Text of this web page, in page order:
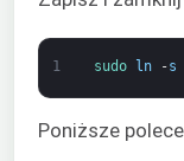
1 sudo ln -s
Poniższe